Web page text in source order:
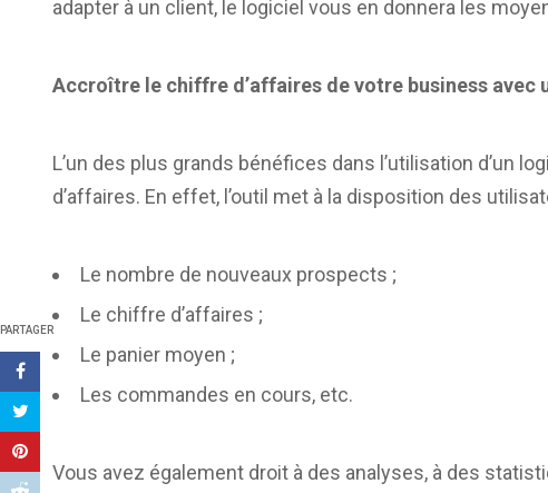
PARTAGER
adapter à un client, le logiciel vous en donnera les
Accroître le chiffre d’affaires de votre business avec
L’un des plus grands bénéfices dans l’utilisation d’un
d’affaires. En effet, l’outil met à la disposition des
Le nombre de nouveaux prospects ;
Le chiffre d’affaires ;
Le panier moyen ;
Les commandes en cours, etc.
Vous avez également droit à des analyses, à des